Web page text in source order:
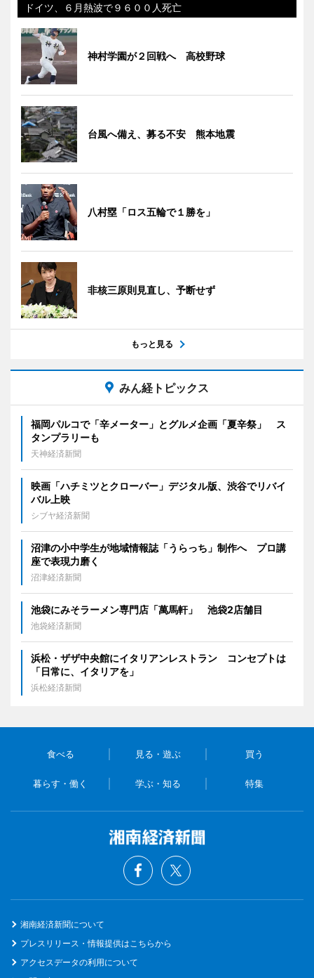
ドイツ、６月熱波で９６００人死亡
神村学園が２回戦へ 高校野球
台風へ備え、募る不安 熊本地震
八村塁「ロス五輪で１勝を」
非核三原則見直し、予断せず
もっと見る
みん経トピックス
福岡パルコで「辛メーター」とグルメ企画「夏辛祭」 ス
タンプラリーも
天神経済新聞
映画「ハチミツとクローバー」デジタル版、渋谷でリバイ
バル上映
シブヤ経済新聞
沼津の小中学生が地域情報誌「うらっち」制作へ プロ講
座で表現力磨く
沼津経済新聞
池袋にみそラーメン専門店「萬馬軒」 池袋2店舗目
池袋経済新聞
浜松・ザザ中央館にイタリアンレストラン コンセプトは
「日常に、イタリアを」
浜松経済新聞
食べる 見る・遊ぶ 買う
暮らす・働く 学ぶ・知る 特集
湘南経済新聞について
プレスリリース・情報提供はこちらから
アクセスデータの利用について